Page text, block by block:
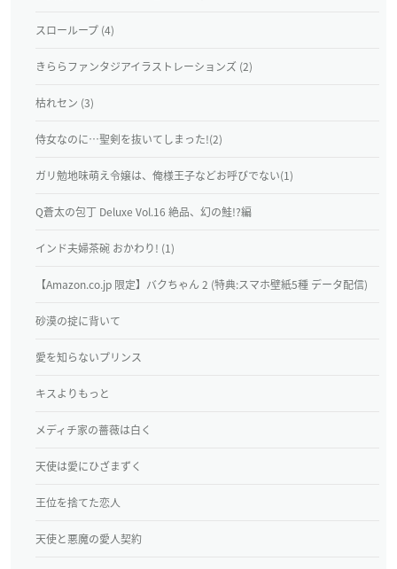
スローループ (4)
きららファンタジアイラストレーションズ (2)
枯れセン (3)
侍女なのに…聖剣を抜いてしまった!(2)
ガリ勉地味萌え令嬢は、俺様王子などお呼びでない(1)
Q蒼太の包丁 Deluxe Vol.16 絶品、幻の鮭!?編
インド夫婦茶碗 おかわり! (1)
【Amazon.co.jp 限定】バクちゃん 2 (特典:スマホ壁紙5種 データ配信)
砂漠の掟に背いて
愛を知らないプリンス
キスよりもっと
メディチ家の薔薇は白く
天使は愛にひざまずく
王位を捨てた恋人
天使と悪魔の愛人契約